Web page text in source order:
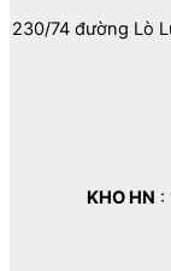
230/74 đường Lò
KHO HN :